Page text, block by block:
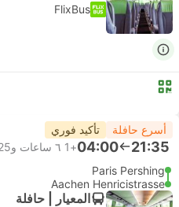
FlixBus
أسرع حافلة تأكيد فوري
21:35
04:00
+1
٦ ساعات و‫25 دقائق
Paris Pershing
Aachen Henricistrasse
المعيار | حافلة